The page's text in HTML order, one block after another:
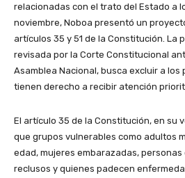
relacionadas con el trato del Estado a
noviembre, Noboa presentó un
artículos 35 y 51 de la Constitución. La
revisada por la Corte Constitucional
Asamblea Nacional, busca excluir a los
tienen derecho a recibir atención
El artículo 35 de la Constitución, en su
que grupos vulnerables como adultos
edad, mujeres embarazadas,
reclusos y quienes padecen